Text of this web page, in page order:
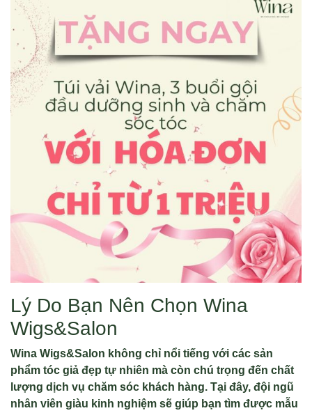
Lý Do Bạn Nên Chọn Wina
Wigs&Salon
Wina Wigs&Salon không chỉ nổi tiếng với các sản
phẩm tóc giả đẹp tự nhiên mà còn chú trọng đến chất
lượng dịch vụ chăm sóc khách hàng. Tại đây, đội ngũ
nhân viên giàu kinh nghiệm sẽ giúp bạn tìm được mẫu